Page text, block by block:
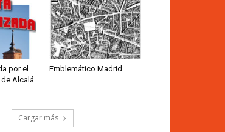
por el
Alcalá
Emblemático Madrid
Cargar más